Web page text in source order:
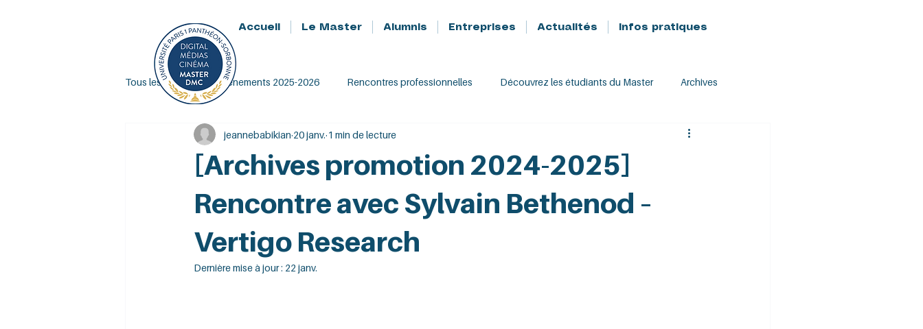
Accueil Le Master Alumnis Entreprises Actualités Infos pratiques
Tous les posts Évènements 2025-2026 Rencontres professionnelles Découvrez les étudiants du Master Archives
[Archives promotion 2024-2025]
Rencontre avec Sylvain Bethenod –
Vertigo Research
jeannebabikian 20 janv. 1 min de lecture
Dernière mise à jour : 22 janv.